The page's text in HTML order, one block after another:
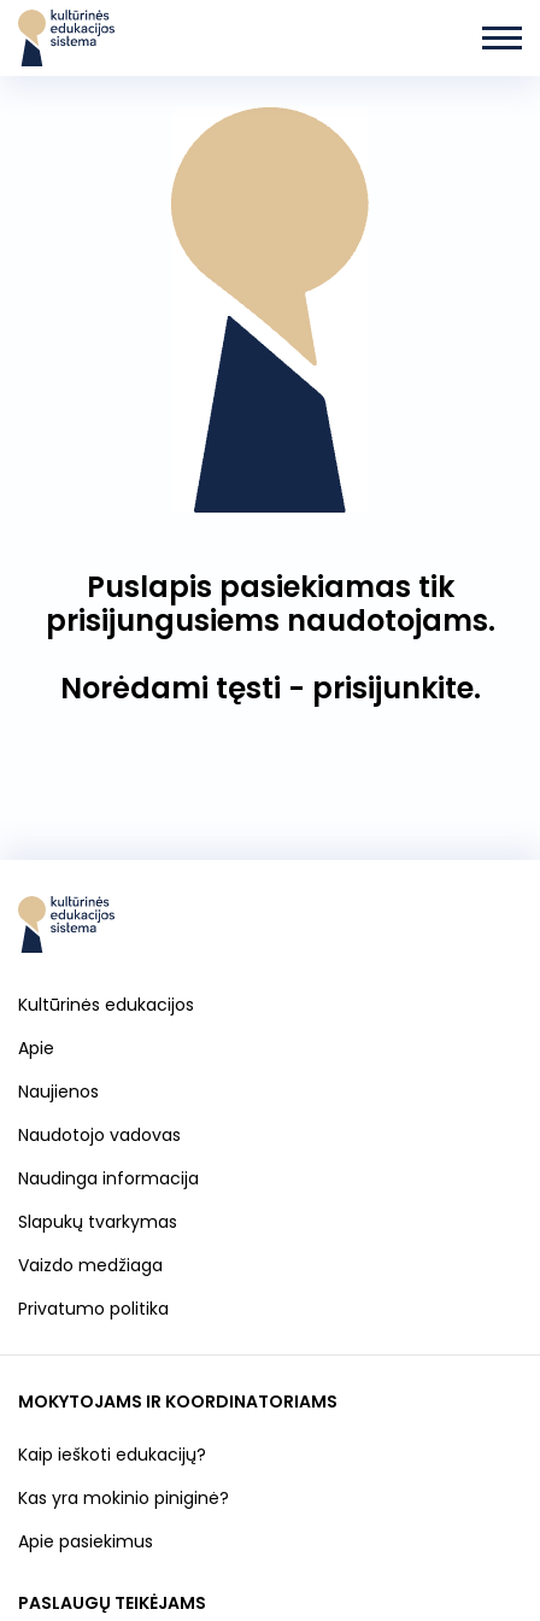
Puslapis pasiekiamas tik
prisijungusiems naudotojams.
Norėdami tęsti - prisijunkite.
Kultūrinės edukacijos
Apie
Naujienos
Naudotojo vadovas
Naudinga informacija
Slapukų tvarkymas
Vaizdo medžiaga
Privatumo politika
MOKYTOJAMS IR KOORDINATORIAMS
Kaip ieškoti edukacijų?
Kas yra mokinio piniginė?
Apie pasiekimus
PASLAUGŲ TEIKĖJAMS